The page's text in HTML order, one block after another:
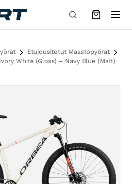
Etujousitetut Maastopyörät
White (Gloss) – Navy Blue (Matt)